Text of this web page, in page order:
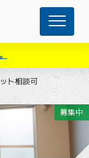
ト相談可
募集中